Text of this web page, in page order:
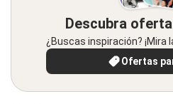
Descubra
¿Buscas inspiración?
Ofertas